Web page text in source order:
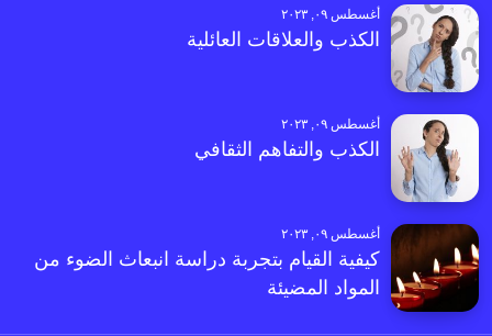
أغسطس ٠٩, ٢٠٢٣
الكذب والعلاقات العائلية
أغسطس ٠٩, ٢٠٢٣
الكذب والتفاهم الثقافي
أغسطس ٠٩, ٢٠٢٣
كيفية القيام بتجربة دراسة انبعاث الضوء من
المواد المضيئة